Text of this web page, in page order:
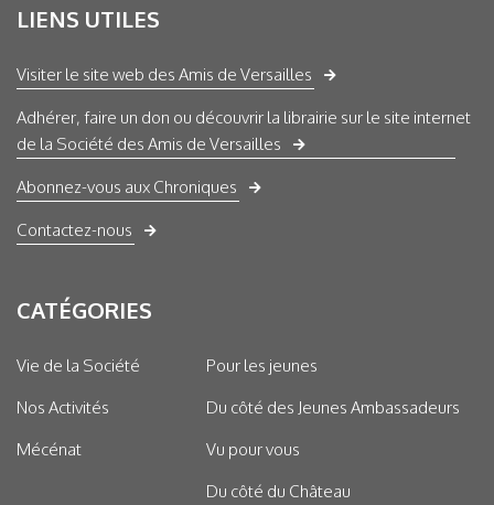
LIENS UTILES
Visiter le site web des Amis de Versailles
Adhérer, faire un don ou découvrir la librairie sur le site internet
de la Société des Amis de Versailles
Abonnez-vous aux Chroniques
Contactez-nous
CATÉGORIES
Vie de la Société
Nos Activités
Mécénat
Pour les jeunes
Du côté des Jeunes Ambassadeurs
Vu pour vous
Du côté du Château